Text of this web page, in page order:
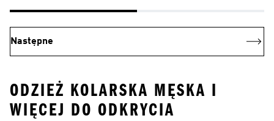
Następne
ODZIEŻ KOLARSKA MĘSKA I
WIĘCEJ DO ODKRYCIA